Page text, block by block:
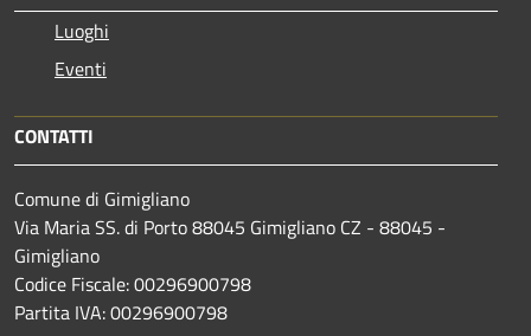
Luoghi
Eventi
CONTATTI
Comune di Gimigliano
Via Maria SS. di Porto 88045 Gimigliano CZ - 88045 -
Gimigliano
Codice Fiscale: 00296900798
Partita IVA: 00296900798